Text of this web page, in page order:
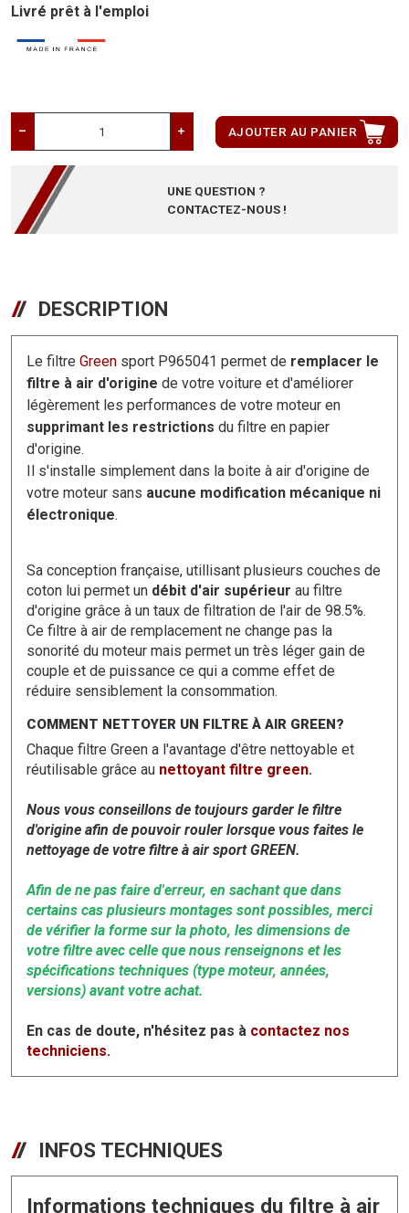
Livré prêt à l'emploi
AJOUTER AU PANIER
UNE QUESTION ?
CONTACTEZ-NOUS !
DESCRIPTION
Le filtre Green sport P965041 permet de remplacer le
filtre à air d'origine de votre voiture et d'améliorer
légèrement les performances de votre moteur en
supprimant les restrictions du filtre en papier
d'origine.
Il s'installe simplement dans la boite à air d'origine de
votre moteur sans aucune modification mécanique ni
électronique.
Sa conception française, utillisant plusieurs couches de
coton lui permet un débit d'air supérieur au filtre
d'origine grâce à un taux de filtration de l'air de 98.5%.
Ce filtre à air de remplacement ne change pas la
sonorité du moteur mais permet un très léger gain de
couple et de puissance ce qui a comme effet de
réduire sensiblement la consommation.
COMMENT NETTOYER UN FILTRE À AIR GREEN?
Chaque filtre Green a l'avantage d'être nettoyable et
réutilisable grâce au nettoyant filtre green.
Nous vous conseillons de toujours garder le filtre
d'origine afin de pouvoir rouler lorsque vous faites le
nettoyage de votre filtre à air sport GREEN.
Afin de ne pas faire d'erreur, en sachant que dans
certains cas plusieurs montages sont possibles, merci
de vérifier la forme sur la photo, les dimensions de
votre filtre avec celle que nous renseignons et les
spécifications techniques (type moteur, années,
versions) avant votre achat.
En cas de doute, n'hésitez pas à contactez nos
techniciens.
INFOS TECHNIQUES
Informations techniques du filtre à air